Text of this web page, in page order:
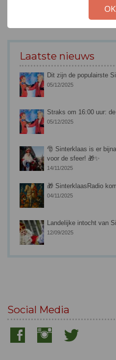
Laatste nieuws
Dit zijn de populairste
05/12/2025
Straks om 16:00 uur:
05/12/2025
🎅 Sinterklaas is er
voor de sfeer! 🎁✨
14/11/2025
🎁 SinterklaasRadio
04/11/2025
Landelijke intocht van
12/09/2025
Social Media
OK